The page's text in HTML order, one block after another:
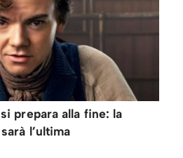
prepara alla fine: la
l’ultima